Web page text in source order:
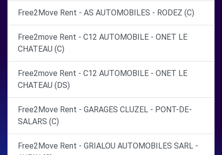
Free2Move Rent - AS AUTOMOBILES - RODEZ (C)
Free2move Rent - C12 AUTOMOBILE - ONET LE
CHATEAU (C)
Free2move Rent - C12 AUTOMOBILE - ONET LE
CHATEAU (DS)
Free2Move Rent - GARAGES CLUZEL - PONT-DE-
SALARS (C)
Free2Move Rent - GRIALOU AUTOMOBILES SARL -